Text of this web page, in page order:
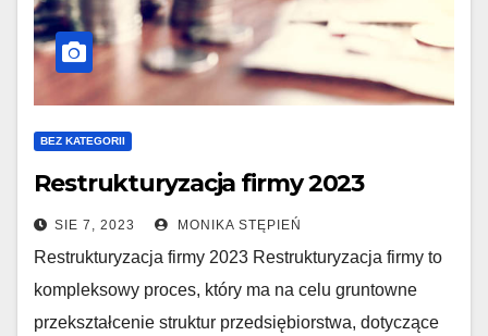
BEZ KATEGORII
Restrukturyzacja firmy 2023
SIE 7, 2023 MONIKA STĘPIEŃ
Restrukturyzacja firmy 2023 Restrukturyzacja firmy to
kompleksowy proces, który ma na celu gruntowne
przekształcenie struktur przedsiębiorstwa, dotyczące